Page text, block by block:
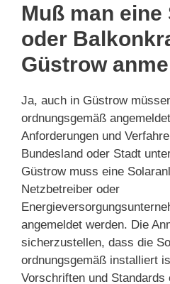
Muß man
oder
Güstrow
Ja, auch in Güstrow
ordnungsgemäß
Anforderungen und
Bundesland oder Stadt
Güstrow muss eine
Netzbetreiber oder
angemeldet werden. Die
sicherzustellen, dass die
ordnungsgemäß installiert
Vorschriften und